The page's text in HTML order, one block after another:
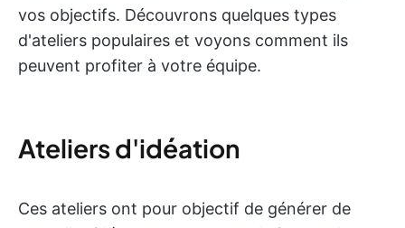
vos objectifs. Découvrons quelques types
d'ateliers populaires et voyons comment ils
peuvent profiter à votre équipe.
Ateliers d'idéation
Ces ateliers ont pour objectif de générer de